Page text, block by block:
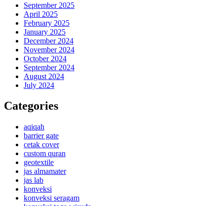
September 2025
April 2025
February 2025
January 2025
December 2024
November 2024
October 2024
September 2024
August 2024
July 2024
Categories
aqiqah
barrier gate
cetak cover
custom quran
geotextile
jas almamater
jas lab
konveksi
konveksi seragam